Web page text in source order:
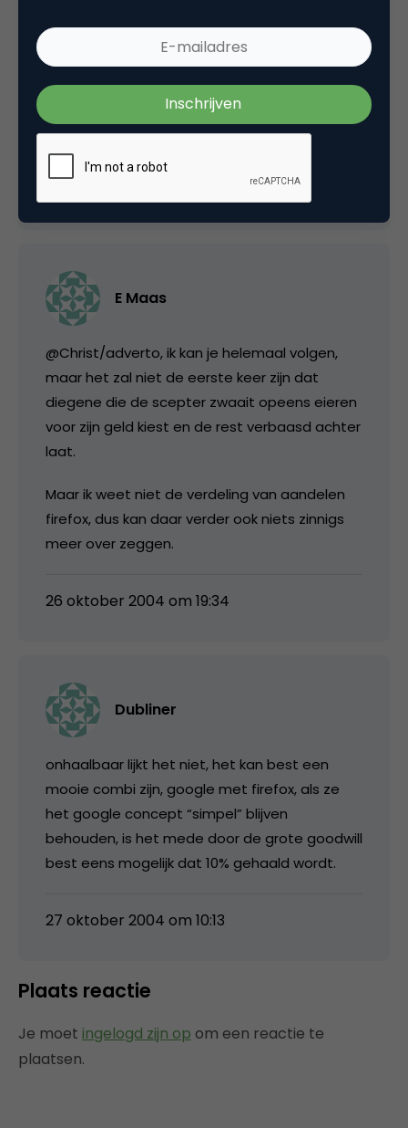
bij lui waarmee ze zich kunnen identificeren:
het miskende talent. Mozilla dus, en vroeger
Google.
Want Google is niet meer rebels.
E Maas
@Christ/adverto, ik kan je helemaal volgen,
maar het zal niet de eerste keer zijn dat
diegene die de scepter zwaait opeens eieren
voor zijn geld kiest en de rest verbaasd achter
laat.
Maar ik weet niet de verdeling van aandelen
firefox, dus kan daar verder ook niets zinnigs
meer over zeggen.
26 oktober 2004 om 19:34
Dubliner
onhaalbaar lijkt het niet, het kan best een
mooie combi zijn, google met firefox, als ze
het google concept “simpel” blijven
behouden, is het mede door de grote goodwill
best eens mogelijk dat 10% gehaald wordt.
27 oktober 2004 om 10:13
Plaats reactie
Je moet ingelogd zijn op om een reactie te
plaatsen.